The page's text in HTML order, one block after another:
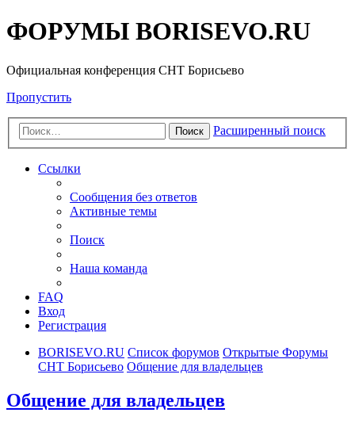
ФОРУМЫ BORISEVO.RU
Официальная конференция СНТ Борисьево
Пропустить
Поиск Расширенный поиск
Ссылки
Сообщения без ответов
Активные темы
Поиск
Наша команда
FAQ
Вход
Регистрация
BORISEVO.RU Список форумов Открытые Форумы
СНТ Борисьево Общение для владельцев
Общение для владельцев